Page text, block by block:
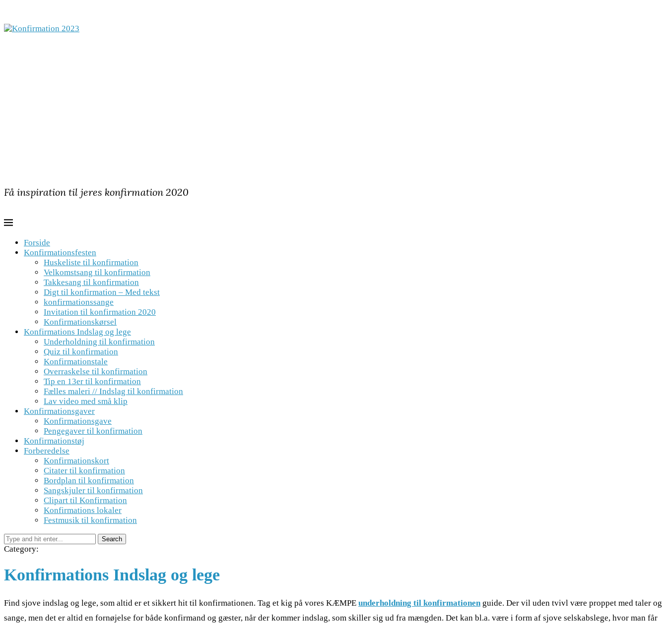
Få inspiration til jeres konfirmation 2020
Forside
Konfirmationsfesten
Huskeliste til konfirmation
Velkomstsang til konfirmation
Takkesang til konfirmation
Digt til konfirmation – Med tekst
konfirmationssange
Invitation til konfirmation 2020
Konfirmationskørsel
Konfirmations Indslag og lege
Underholdning til konfirmation
Quiz til konfirmation
Konfirmationstale
Overraskelse til konfirmation
Tip en 13er til konfirmation
Fælles maleri // Indslag til konfirmation
Lav video med små klip
Konfirmationsgaver
Konfirmationsgave
Pengegaver til konfirmation
Konfirmationstøj
Forberedelse
Konfirmationskort
Citater til konfirmation
Bordplan til konfirmation
Sangskjuler til konfirmation
Clipart til Konfirmation
Konfirmations lokaler
Festmusik til konfirmation
Category:
Konfirmations Indslag og lege
Find sjove indslag og lege, som altid er et sikkert hit til konfirmationen. Tag et kig på vores KÆMPE underholdning til konfirmationen guide. Der vil uden tvivl være proppet med taler og
sange, men det er altid en fornøjelse for både konfirmand og gæster, når der kommer indslag, som skiller sig ud fra mængden. Det kan bl.a. være i form af sjove selskabslege, hvor man får